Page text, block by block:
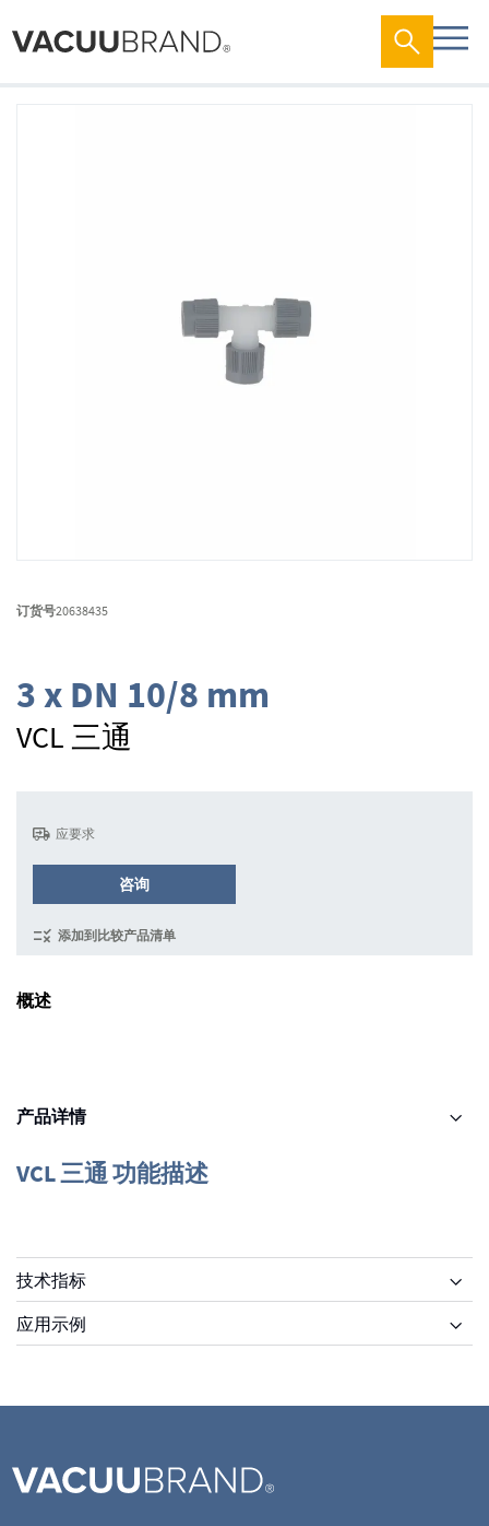
转
库
开
3 x DN 10/8 mm
VCL 三通
概述
订货号20638435
应要求
咨询
添加到比较产品清单
产品详情
VCL 三通 功能描述
技术指标
应用示例